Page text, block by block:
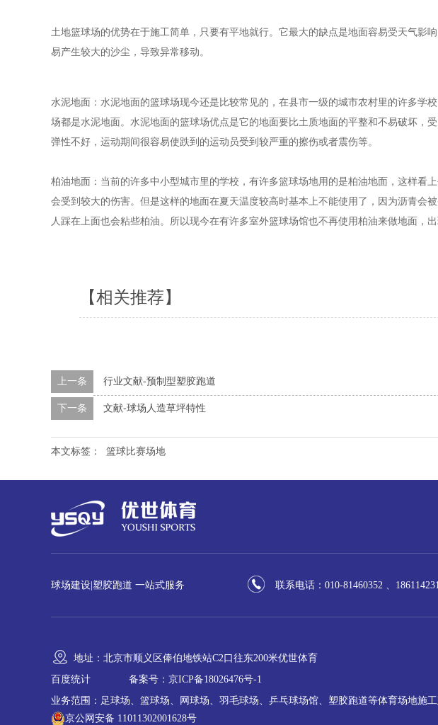
土地篮球场的优势在于施工简单，只要有平地就行。它最大的缺点是地面容易受天气影
易产生较大的沙尘，导致异常移动。
水泥地面：水泥地面的篮球场现今还是比较常见的，在县市一级的城市农村里的许多学
场都是水泥地面。水泥地面的篮球场优点是它的地面要比土质地面的平整和不易破坏，
弹性不好，运动期间很容易使跌到的运动员受到较严重的擦伤或者震伤等。
柏油地面：当前的许多中小型城市里的学校，有许多篮球场地用的是柏油地面，这样看
会受到较大的伤害。但是这样的地面在夏天温度较高时基本上不能使用了，因为沥青会
人踩在上面也会粘些柏油。所以现今在有许多室外篮球场馆也不再使用柏油来做地面，
【相关推荐】
上一条 行业文献-预制型塑胶跑道
下一条 文献-球场人造草坪特性
本文标签： 篮球比赛场地
球场建设|塑胶跑道 一站式服务
联系电话：010-81460352 、
地址：北京市顺义区俸伯地铁站C2口往东200米优世体育
百度统计
备案号： 京ICP备18026476号-1
业务范围：足球场、篮球场、网球场、羽毛球场、乒乓球场馆、塑胶跑道等体育场地施
京公网安备 11011302001628号